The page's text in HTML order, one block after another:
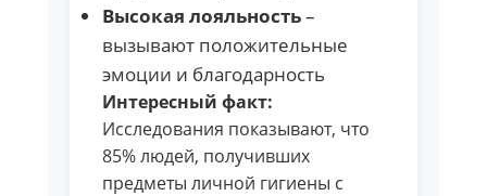
Высокая лояльность–
вызывают положительные
эмоции и благодарность
Интересный факт:
Исследования показывают, что
85% людей, получивших
предметы личной гигиены с